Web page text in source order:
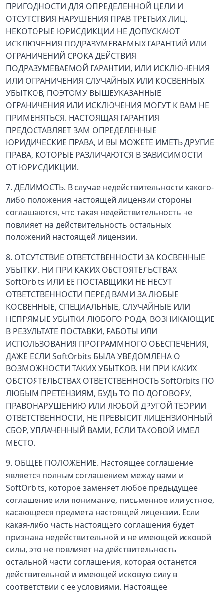
ПРИГОДНОСТИ ДЛЯ ОПРЕДЕЛЕННОЙ ЦЕЛИ И
ОТСУТСТВИЯ НАРУШЕНИЯ ПРАВ ТРЕТЬИХ ЛИЦ.
НЕКОТОРЫЕ ЮРИСДИКЦИИ НЕ ДОПУСКАЮТ
ИСКЛЮЧЕНИЯ ПОДРАЗУМЕВАЕМЫХ ГАРАНТИЙ ИЛИ
ОГРАНИЧЕНИЙ СРОКА ДЕЙСТВИЯ
ПОДРАЗУМЕВАЕМОЙ ГАРАНТИИ, ИЛИ ИСКЛЮЧЕНИЯ
ИЛИ ОГРАНИЧЕНИЯ СЛУЧАЙНЫХ ИЛИ КОСВЕННЫХ
УБЫТКОВ, ПОЭТОМУ ВЫШЕУКАЗАННЫЕ
ОГРАНИЧЕНИЯ ИЛИ ИСКЛЮЧЕНИЯ МОГУТ К ВАМ НЕ
ПРИМЕНЯТЬСЯ. НАСТОЯЩАЯ ГАРАНТИЯ
ПРЕДОСТАВЛЯЕТ ВАМ ОПРЕДЕЛЕННЫЕ
ЮРИДИЧЕСКИЕ ПРАВА, И ВЫ МОЖЕТЕ ИМЕТЬ ДРУГИЕ
ПРАВА, КОТОРЫЕ РАЗЛИЧАЮТСЯ В ЗАВИСИМОСТИ
ОТ ЮРИСДИКЦИИ.
7. ДЕЛИМОСТЬ. В случае недействительности какого-
либо положения настоящей лицензии стороны
соглашаются, что такая недействительность не
повлияет на действительность остальных
положений настоящей лицензии.
8. ОТСУТСТВИЕ ОТВЕТСТВЕННОСТИ ЗА КОСВЕННЫЕ
УБЫТКИ. НИ ПРИ КАКИХ ОБСТОЯТЕЛЬСТВАХ
SoftOrbits ИЛИ ЕЕ ПОСТАВЩИКИ НЕ НЕСУТ
ОТВЕТСТВЕННОСТИ ПЕРЕД ВАМИ ЗА ЛЮБЫЕ
КОСВЕННЫЕ, СПЕЦИАЛЬНЫЕ, СЛУЧАЙНЫЕ ИЛИ
НЕПРЯМЫЕ УБЫТКИ ЛЮБОГО РОДА, ВОЗНИКАЮЩИЕ
В РЕЗУЛЬТАТЕ ПОСТАВКИ, РАБОТЫ ИЛИ
ИСПОЛЬЗОВАНИЯ ПРОГРАММНОГО ОБЕСПЕЧЕНИЯ,
ДАЖЕ ЕСЛИ SoftOrbits БЫЛА УВЕДОМЛЕНА О
ВОЗМОЖНОСТИ ТАКИХ УБЫТКОВ. НИ ПРИ КАКИХ
ОБСТОЯТЕЛЬСТВАХ ОТВЕТСТВЕННОСТЬ SoftOrbits ПО
ЛЮБЫМ ПРЕТЕНЗИЯМ, БУДЬ ТО ПО ДОГОВОРУ,
ПРАВОНАРУШЕНИЮ ИЛИ ЛЮБОЙ ДРУГОЙ ТЕОРИИ
ОТВЕТСТВЕННОСТИ, НЕ ПРЕВЫСИТ ЛИЦЕНЗИОННЫЙ
СБОР, УПЛАЧЕННЫЙ ВАМИ, ЕСЛИ ТАКОВОЙ ИМЕЛ
МЕСТО.
9. ОБЩЕЕ ПОЛОЖЕНИЕ. Настоящее соглашение
является полным соглашением между вами и
SoftOrbits, которое заменяет любое предыдущее
соглашение или понимание, письменное или устное,
касающееся предмета настоящей лицензии. Если
какая-либо часть настоящего соглашения будет
признана недействительной и не имеющей исковой
силы, это не повлияет на действительность
остальной части соглашения, которая останется
действительной и имеющей исковую силу в
соответствии с ее условиями. Настоящее